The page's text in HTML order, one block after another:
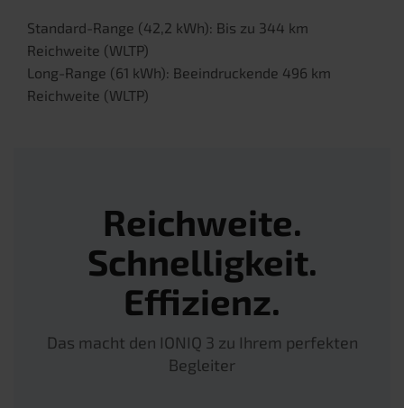
Standard-Range (42,2 kWh): Bis zu 344 km
Reichweite (WLTP)
Long-Range (61 kWh): Beeindruckende 496 km
Reichweite (WLTP)
Reichweite.
Schnelligkeit.
Effizienz.
Das macht den IONIQ 3 zu Ihrem perfekten
Begleiter